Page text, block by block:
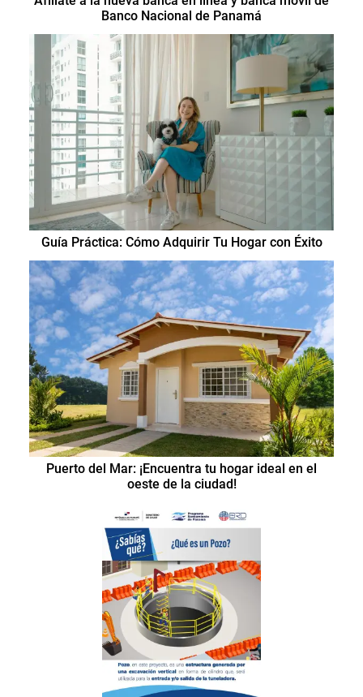
Banco Nacional de Panamá
Guía Práctica: Cómo Adquirir Tu Hogar con Éxito
Puerto del Mar: ¡Encuentra tu hogar ideal en el
oeste de la ciudad!